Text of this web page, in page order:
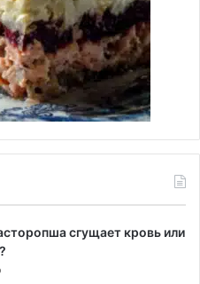
сгущает кровь или